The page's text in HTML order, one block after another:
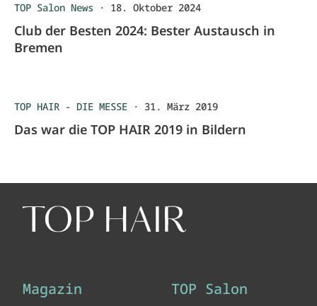
TOP Salon News · 18. Oktober 2024
Club der Besten 2024: Bester Austausch in
Bremen
TOP HAIR - DIE MESSE · 31. März 2019
Das war die TOP HAIR 2019 in Bildern
Magazin TOP Salon